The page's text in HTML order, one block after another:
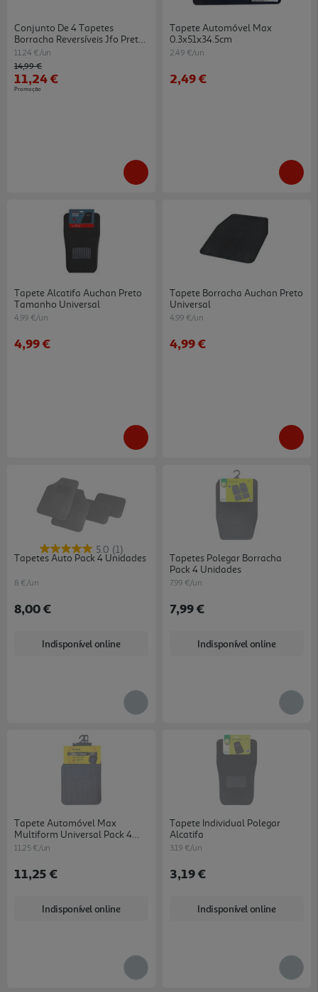
Conjunto De 4 Tapetes
Borracha Reversíveis Jfo Preto
2x(67x46cm) + 2x(46x33cm)
11.24 €/un
Price reduced from
14,99 €to
11,24 €
Promoção
Tapete Automóvel Max
0.3x51x34.5cm
2.49 €/un
2,49 €
Tapete Alcatifa Auchan Preto
Tamanho Universal
4.99 €/un
4,99 €
Tapete Borracha Auchan Preto
Universal
4.99 €/un
4,99 €
5.0 (1)
Tapetes Auto Pack 4 Unidades
8 €/un
8,00 €
Indisponível online
Tapetes Polegar Borracha
Pack 4 Unidades
7.99 €/un
7,99 €
Indisponível online
Tapete Automóvel Max
Multiform Universal Pack 4
Unidades
11.25 €/un
11,25 €
Indisponível online
Tapete Individual Polegar
Alcatifa
3.19 €/un
3,19 €
Indisponível online